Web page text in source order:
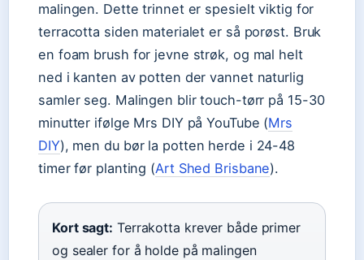
malingen. Dette trinnet er spesielt viktig for
terracotta siden materialet er så porøst. Bruk
en foam brush for jevne strøk, og mal helt
ned i kanten av potten der vannet naturlig
samler seg. Malingen blir touch-tørr på 15-30
minutter ifølge Mrs DIY på YouTube (Mrs
DIY), men du bør la potten herde i 24-48
timer før planting (Art Shed Brisbane).
Kort sagt: Terrakotta krever både primer
og sealer for å holde på malingen